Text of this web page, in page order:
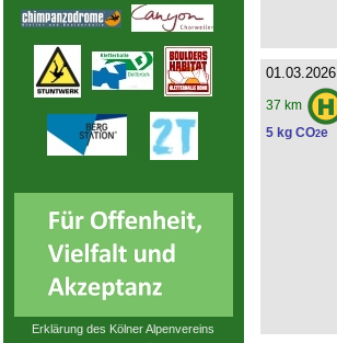
Erklärung des Kölner Alpenvereins
01.03.2026
37 km
5 kg CO2e